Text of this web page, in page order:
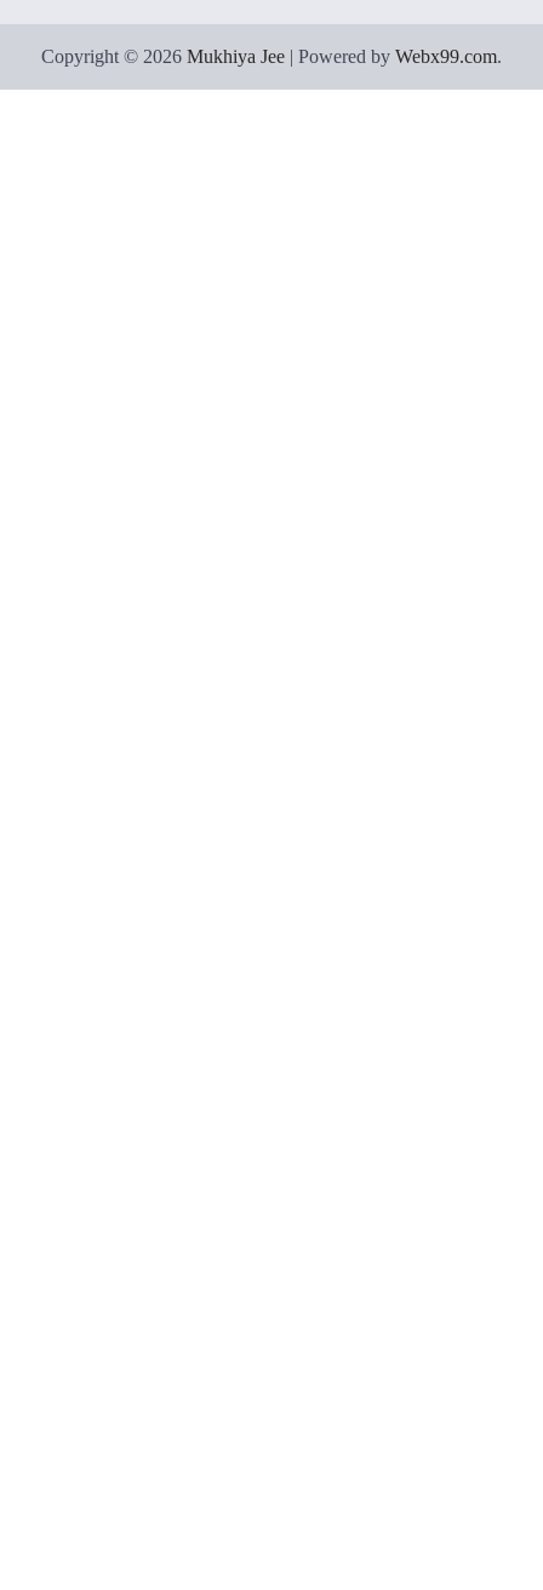
Copyright © 2026 Mukhiya Jee | Powered by Webx99.com.